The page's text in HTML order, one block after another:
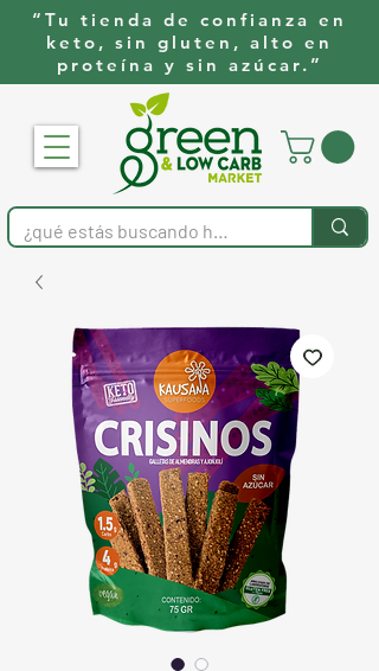
“Tu tienda de confianza en
keto, sin gluten, alto en
proteína y sin azúcar.”